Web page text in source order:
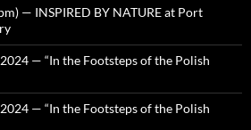
— INSPIRED BY NATURE at Port
— “In the Footsteps of the Polish
— “In the Footsteps of the Polish